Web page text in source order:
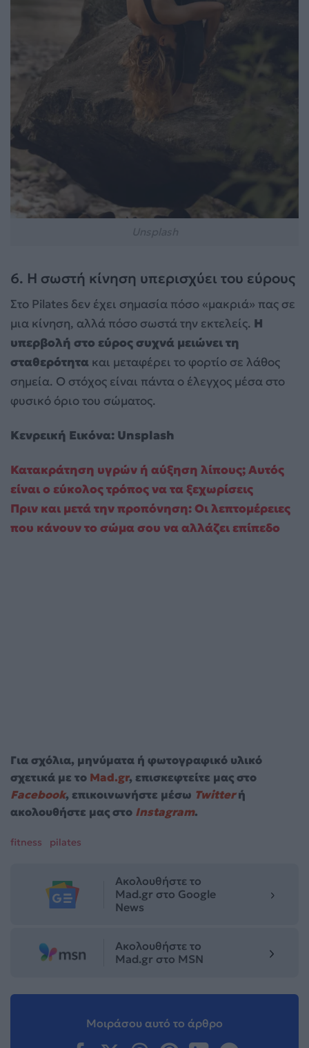
6. Η σωστή κίνηση υπερισχύει του εύρους
Στο Pilates δεν έχει σημασία πόσο «μακριά» πας σε
μια κίνηση, αλλά πόσο σωστά την εκτελείς. Η
υπερβολή στο εύρος συχνά μειώνει τη
σταθερότητα και μεταφέρει το φορτίο σε λάθος
σημεία. Ο στόχος είναι πάντα ο έλεγχος μέσα στο
φυσικό όριο του σώματος.
Κενρεική Εικόνα: Unsplash
Κατακράτηση υγρών ή αύξηση λίπους; Αυτός
είναι ο εύκολος τρόπος να τα ξεχωρίσεις
Πριν και μετά την προπόνηση: Οι λεπτομέρειες
που κάνουν το σώμα σου να αλλάζει επίπεδο
Για σχόλια, μηνύματα ή φωτογραφικό υλικό
σχετικά με το Mad.gr, επισκεφτείτε μας στο
Facebook, επικοινωνήστε μέσω Twitterή
ακολουθήστε μας στο Instagram.
fitness pilates
Ακολουθήστε το
Mad.gr στο Google
News
Ακολουθήστε το
Mad.gr στο MSN
Μοιράσου αυτό το άρθρο